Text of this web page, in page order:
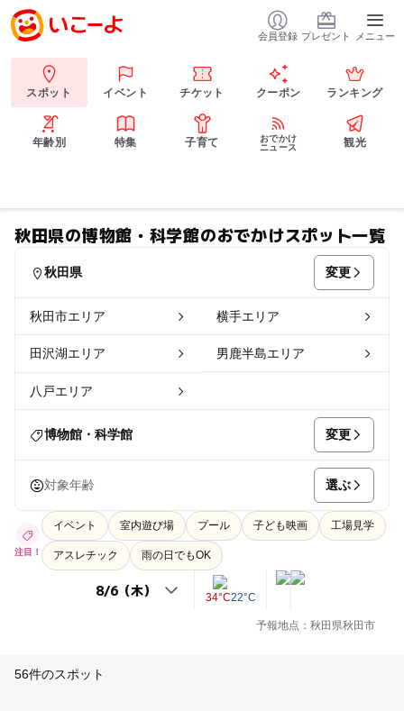
会員登録 プレゼント メニュー
スポット イベント チケット クーポン ランキング
年齢別 特集 子育て
おでかけ
ニュース
観光
秋田県の博物館・科学館のおでかけスポット一覧
秋田県 変更
秋田市エリア 横手エリア
田沢湖エリア 男鹿半島エリア
八戸エリア
博物館・科学館 変更
対象年齢 選ぶ
注目！
イベント 室内遊び場 プール 子ども映画 工場見学
アスレチック 雨の日でもOK
34°C22°C
予報地点：秋田県秋田市
56件のスポット